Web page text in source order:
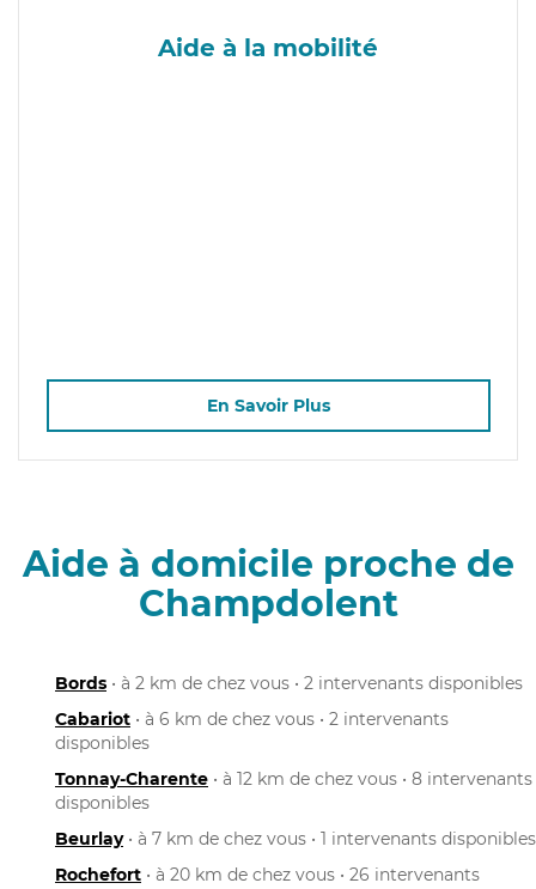
Aide à la mobilité
En Savoir Plus
Aide à domicile proche de
Champdolent
Bords • à 2 km de chez vous • 2 intervenants disponibles
Cabariot • à 6 km de chez vous • 2 intervenants
disponibles
Tonnay-Charente • à 12 km de chez vous • 8 intervenants
disponibles
Beurlay• à 7 km de chez vous • 1 intervenants disponibles
Rochefort • à 20 km de chez vous • 26 intervenants